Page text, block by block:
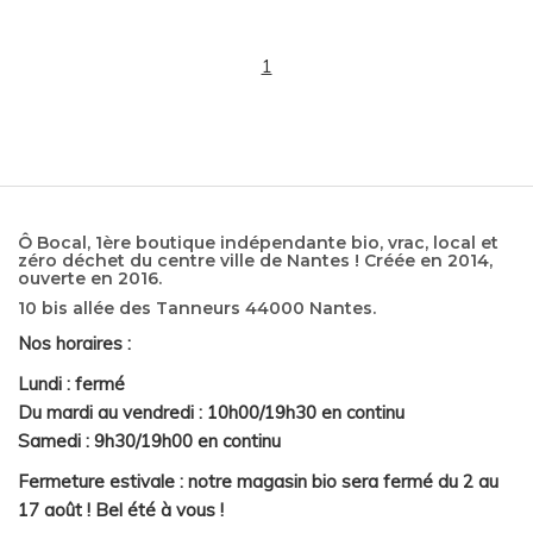
1
Ô Bocal, 1ère boutique indépendante bio, vrac, local et
zéro déchet du centre ville de Nantes ! Créée en 2014,
ouverte en 2016.
10 bis allée des Tanneurs 44000 Nantes.
Nos horaires :
Lundi : fermé
Du mardi au vendredi : 10h00/19h30 en continu
Samedi : 9h30/19h00 en continu
Fermeture estivale : notre magasin bio sera fermé du 2 au
17 août ! Bel été à vous !